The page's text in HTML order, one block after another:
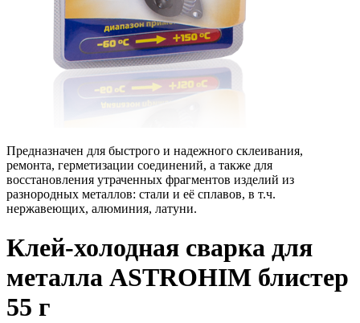
Предназначен для быстрого и надежного склеивания,
ремонта, герметизации соединений, а также для
восстановления утраченных фрагментов изделий из
разнородных металлов: стали и её сплавов, в т.ч.
нержавеющих, алюминия, латуни.
Клей-холодная сварка для
металла ASTROHIM блистер
55 г